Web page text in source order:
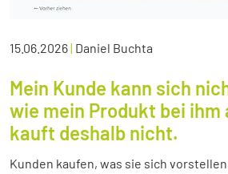
15.06.2026| Daniel Buchta
Mein Kunde kann sich
wie mein Produkt bei ihm
kauft deshalb nicht.
Kunden kaufen, was sie sich